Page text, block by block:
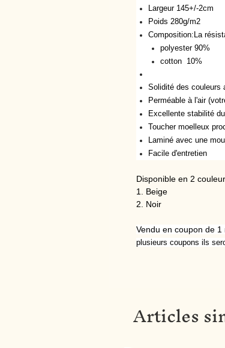
Largeur 145+/-2cm
Poids 280g/m2
Composition:La
polyester 90%
cotton 10%
Solidité des couleurs
Perméable à l'air
Excellente stabilité
Toucher moelleux
Laminé avec une
Facile d'entretien
Disponible en 2
1. Beige
2. Noir
Vendu en coupon de
plusieurs coupons ils
Articles